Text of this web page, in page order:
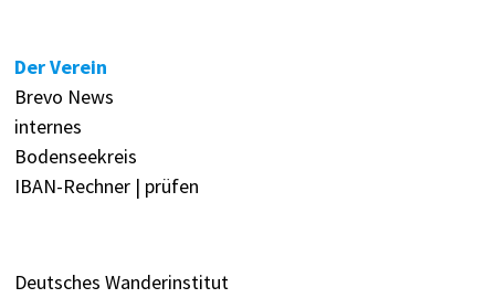
Der Verein
Brevo News
internes
Bodenseekreis
IBAN-Rechner | prüfen
Deutsches Wanderinstitut